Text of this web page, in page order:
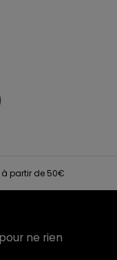
à partir de 50€
ne rien